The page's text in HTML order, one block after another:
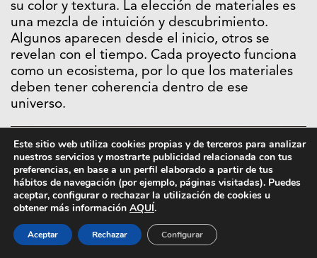
su color y textura. La elección de materiales es
una mezcla de intuición y descubrimiento.
Algunos aparecen desde el inicio, otros se
revelan con el tiempo. Cada proyecto funciona
como un ecosistema, por lo que los materiales
deben tener coherencia dentro de ese
universo.
Este sitio web utiliza cookies propias y de terceros para analizar
nuestros servicios y mostrarte publicidad relacionada con tus
preferencias, en base a un perfil elaborado a partir de tus
hábitos de navegación (por ejemplo, páginas visitadas). Puedes
aceptar, configurar o rechazar la utilización de cookies u
obtener más información AQUÍ.
Aceptar Rechazar Configurar